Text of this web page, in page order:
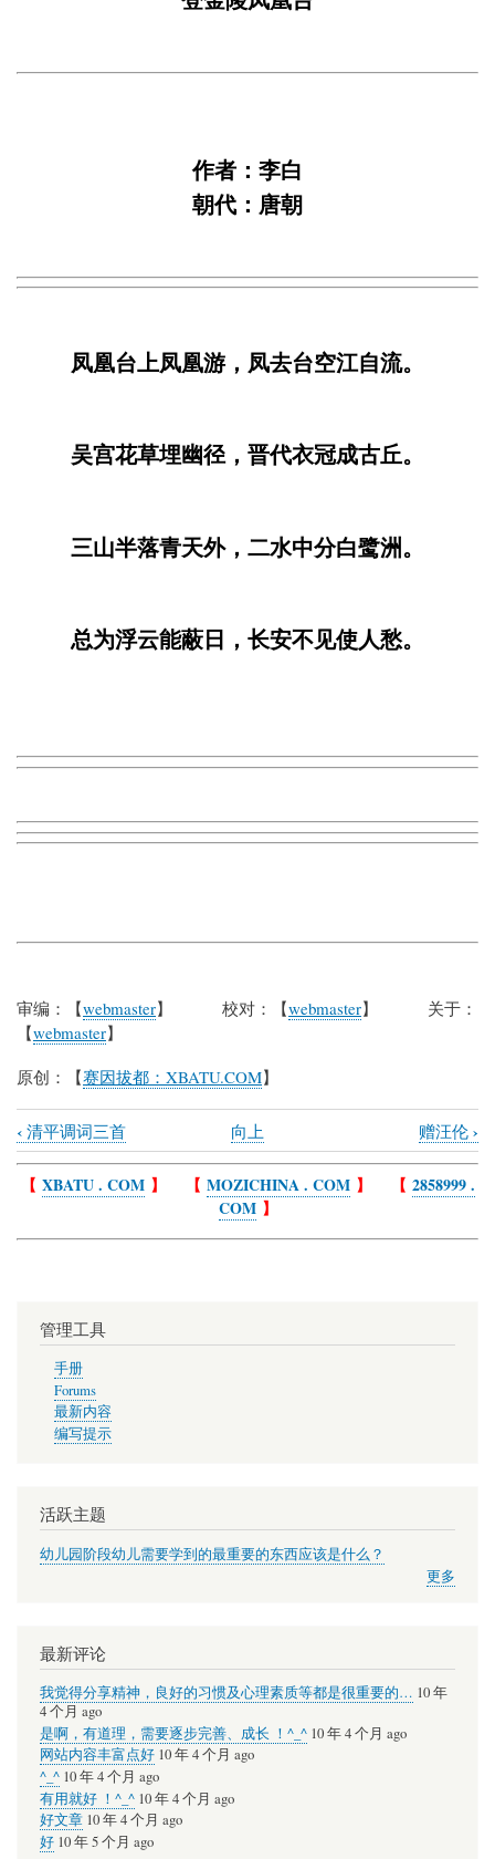
作者：李白
朝代：唐朝
凤凰台上凤凰游，凤去台空江自流。
吴宫花草埋幽径，晋代衣冠成古丘。
三山半落青天外，二水中分白鹭洲。
总为浮云能蔽日，长安不见使人愁。
审编：【webmaster】 校对：【webmaster】 关于：
【webmaster】
原创：【赛因拔都：XBATU.COM】
Book
traversal
for
‹ 清平调词三首 向上 赠汪伦 ›
【 XBATU . COM】 【 MOZICHINA . COM】 【 2858999 .
COM】
管理工具
手册
Forums
最新内容
编写提示
活跃主题
幼儿园阶段幼儿需要学到的最重要的东西应该是什么？
更多
最新评论
我觉得分享精神，良好的习惯及心理素质等都是很重要的… 10 年
4 个月 ago
是啊，有道理，需要逐步完善、成长 ！^_^ 10 年 4 个月 ago
网站内容丰富点好 10 年 4 个月 ago
^_^ 10 年 4 个月 ago
有用就好 ！^_^ 10 年 4 个月 ago
好文章 10 年 4 个月 ago
好 10 年 5 个月 ago